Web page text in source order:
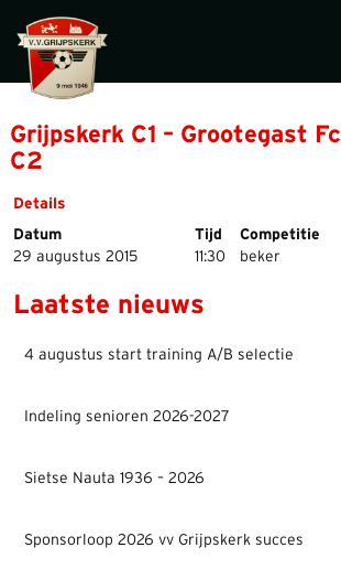
Grijpskerk C1 – Grootegast Fc
C2
Details
Datum
Tijd Competitie
29 augustus 2015
11:30 beker
Laatste nieuws
4 augustus start training A/B selectie
Indeling senioren 2026-2027
Sietse Nauta 1936 – 2026
Sponsorloop 2026 vv Grijpskerk succes